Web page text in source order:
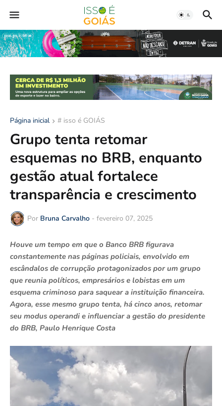
Página inicial # isso é GOIÁS
Grupo tenta retomar
esquemas no BRB, enquanto
gestão atual fortalece
transparência e crescimento
Por Bruna Carvalho - fevereiro 07, 2025
Houve um tempo em que o Banco BRB figurava
constantemente nas páginas policiais, envolvido em
escândalos de corrupção protagonizados por um grupo
que reunia políticos, empresários e lobistas em um
esquema criminoso para saquear a instituição financeira.
Agora, esse mesmo grupo tenta, há cinco anos, retomar
seu modus operandi e influenciar a gestão do presidente
do BRB, Paulo Henrique Costa